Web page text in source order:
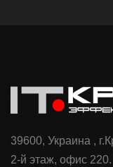
39600, Украина ,
2-й этаж, офис 220.